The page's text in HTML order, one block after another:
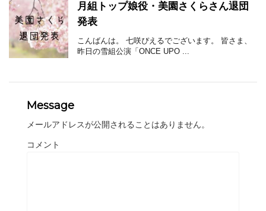
月組トップ娘役・美園さくらさん退団
発表
こんばんは。 七咲ぴえるでございます。 皆さま、
昨日の雪組公演「ONCE UPO ...
Message
メールアドレスが公開されることはありません。
コメント